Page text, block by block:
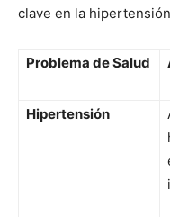
clave en la
Problema de Salud
Hipertensión